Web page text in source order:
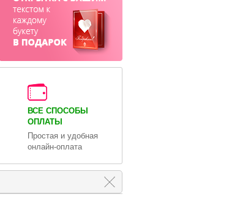
ВСЕ СПОСОБЫ
ОПЛАТЫ
Простая и удобная
онлайн-оплата